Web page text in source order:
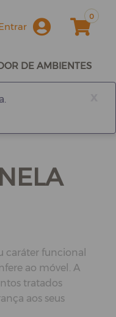
0
DE AMBIENTES
caráter funcional
ao móvel. A
tratados
aos seus